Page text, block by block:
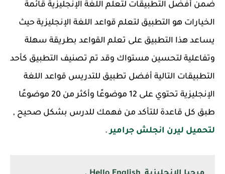
ضمن أفضل التطبيقات لتعلم اللغة الإنجليزية قائمة
الخيارات هو التطبيق لتعلم قواعد اللغة الإنجليزية حيث
يساعد هذا التطبيق على تعلم القواعد بطريقة سهلة
وتفاعلية لتحسين مستواك وقد تم تصنيف التطبيق كأحد
التطبيقات التالية أفضل تطبيق للتدريس قواعد اللغة
الإنجليزية تحتوي على 12 موضوعًا وأكثر من 20 موضوعًا
طبق كل قاعدة للتأكد من فهمك للدرس بشكل صحيح ,
لتحميل ليرن انجلش جرامير.